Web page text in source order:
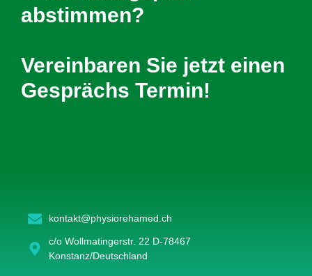
abstimmen?
Vereinbaren Sie jetzt einen
Gesprächs Termin!
kontakt@physiorehamed.ch
c/o Wollmatingerstr. 22 D-78467
Konstanz/Deutschland